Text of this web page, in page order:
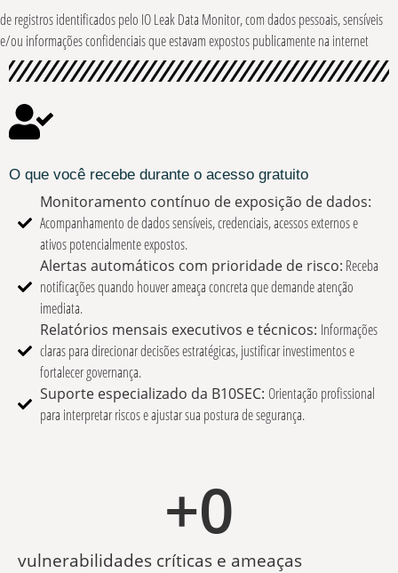
de registros identificados pelo IO Leak Data Monitor, com dados pessoais, sensíveis
e/ou informações confidenciais que estavam expostos publicamente na internet
O que você recebe durante o acesso gratuito
Monitoramento contínuo de exposição de dados:
Acompanhamento de dados sensíveis, credenciais, acessos externos e
ativos potencialmente expostos.
Alertas automáticos com prioridade de risco: Receba
notificações quando houver ameaça concreta que demande atenção
imediata.
Relatórios mensais executivos e técnicos: Informações
claras para direcionar decisões estratégicas, justificar investimentos e
fortalecer governança.
Suporte especializado da B10SEC: Orientação profissional
para interpretar riscos e ajustar sua postura de segurança.
vulnerabilidades críticas e ameaças
+0